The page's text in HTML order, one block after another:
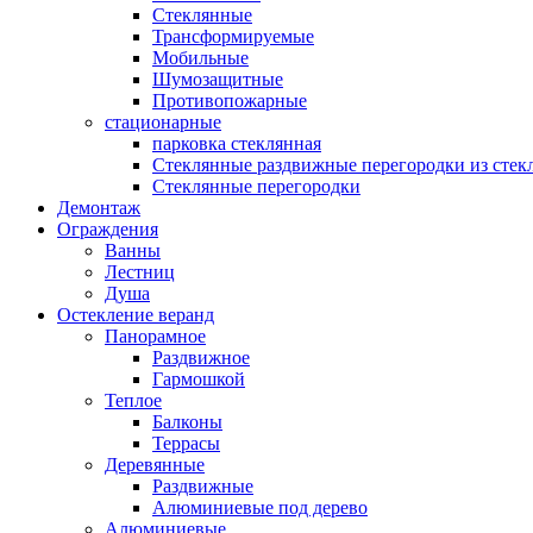
Стеклянные
Трансформируемые
Мобильные
Шумозащитные
Противопожарные
стационарные
парковка стеклянная
Стеклянные раздвижные перегородки из
Стеклянные перегородки
Демонтаж
Ограждения
Ванны
Лестниц
Душа
Остекление веранд
Панорамное
Раздвижное
Гармошкой
Теплое
Балконы
Террасы
Деревянные
Раздвижные
Алюминиевые под дерево
Алюминиевые